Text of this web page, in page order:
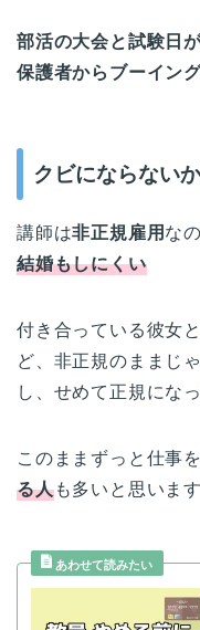
部活の大会と試験日
保護者からブーイン
クビにならない
講師は非正規雇用 な
結婚もしにくい
付き合っている彼女
ど、非正規のままじ
し、せめて正規にな
このままずっと仕事
る人も多いと思います